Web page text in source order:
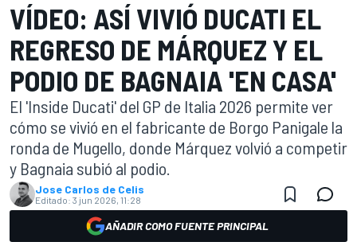
VÍDEO: ASÍ VIVIÓ DUCATI EL
REGRESO DE MÁRQUEZ Y EL
PODIO DE BAGNAIA 'EN CASA'
El 'Inside Ducati' del GP de Italia 2026 permite ver
cómo se vivió en el fabricante de Borgo Panigale la
ronda de Mugello, donde Márquez volvió a competir
y Bagnaia subió al podio.
Jose Carlos de Celis
Editado: 3 jun 2026, 11:28
AÑADIR COMO FUENTE PRINCIPAL